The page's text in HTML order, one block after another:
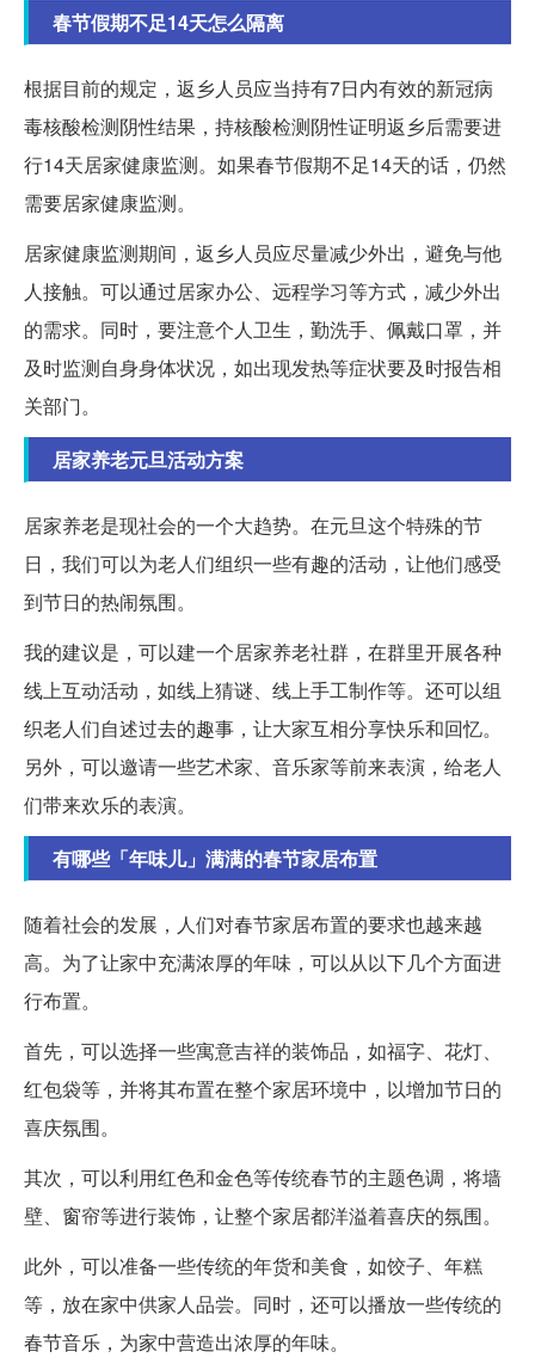
春节假期不足14天怎么隔离
根据目前的规定，返乡人员应当持有7日内有效的新冠病
毒核酸检测阴性结果，持核酸检测阴性证明返乡后需要进
行14天居家健康监测。如果春节假期不足14天的话，仍然
需要居家健康监测。
居家健康监测期间，返乡人员应尽量减少外出，避免与他
人接触。可以通过居家办公、远程学习等方式，减少外出
的需求。同时，要注意个人卫生，勤洗手、佩戴口罩，并
及时监测自身身体状况，如出现发热等症状要及时报告相
关部门。
居家养老元旦活动方案
居家养老是现社会的一个大趋势。在元旦这个特殊的节
日，我们可以为老人们组织一些有趣的活动，让他们感受
到节日的热闹氛围。
我的建议是，可以建一个居家养老社群，在群里开展各种
线上互动活动，如线上猜谜、线上手工制作等。还可以组
织老人们自述过去的趣事，让大家互相分享快乐和回忆。
另外，可以邀请一些艺术家、音乐家等前来表演，给老人
们带来欢乐的表演。
有哪些「年味儿」满满的春节家居布置
随着社会的发展，人们对春节家居布置的要求也越来越
高。为了让家中充满浓厚的年味，可以从以下几个方面进
行布置。
首先，可以选择一些寓意吉祥的装饰品，如福字、花灯、
红包袋等，并将其布置在整个家居环境中，以增加节日的
喜庆氛围。
其次，可以利用红色和金色等传统春节的主题色调，将墙
壁、窗帘等进行装饰，让整个家居都洋溢着喜庆的氛围。
此外，可以准备一些传统的年货和美食，如饺子、年糕
等，放在家中供家人品尝。同时，还可以播放一些传统的
春节音乐，为家中营造出浓厚的年味。